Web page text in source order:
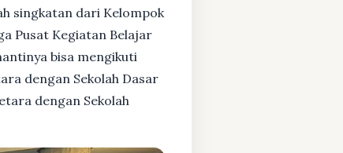
singkatan dari Kelompok
Pusat Kegiatan Belajar
bisa mengikuti
dengan Sekolah Dasar
dengan Sekolah